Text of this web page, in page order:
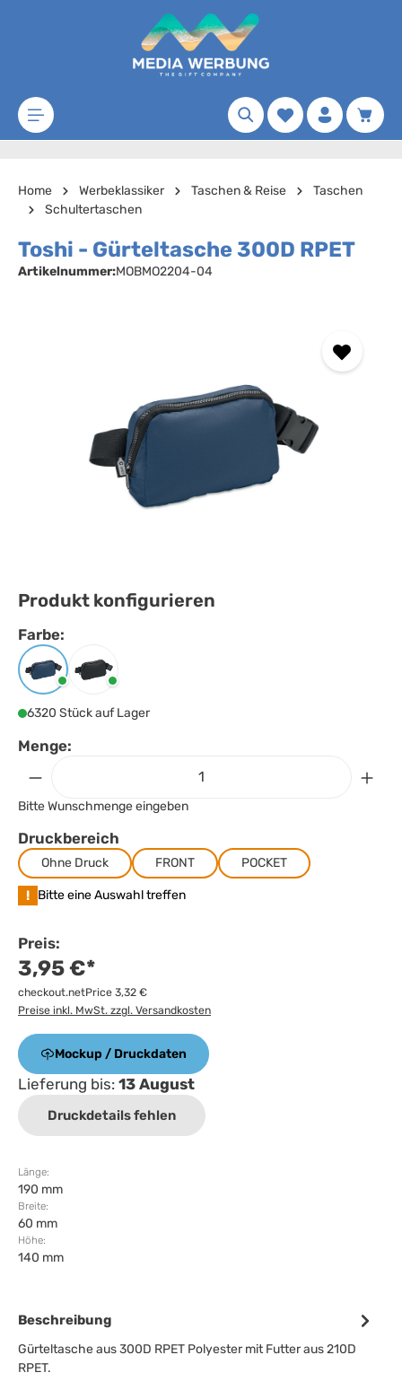
Zum Hauptinhalt springen
Merkzettel
Home Werbeklassiker Taschen & Reise
Taschen
Schultertaschen
Toshi - Gürteltasche 300D RPET
Artikelnummer:MOBMO2204-04
Produkt konfigurieren
Farbe:
Farbeauswählen
Blau Schwarz
6320 Stück auf Lager
Menge:
Bitte Wunschmenge eingeben
Druckbereich
Ohne Druck FRONT POCKET
! Bitte eine Auswahl treffen
Preis:
3,95 €*
checkout.netPrice 3,32 €
Preise inkl. MwSt. zzgl. Versandkosten
Mockup / Druckdaten
Lieferung bis: 13 August
Druckdetails fehlen
Länge:
190 mm
Breite:
60 mm
Höhe:
140 mm
Beschreibung
Gürteltasche aus 300D RPET Polyester mit Futter aus 210D
RPET.